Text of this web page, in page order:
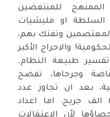
للمنتفضين
السلطة او مليشيات
وتفتك بهم،
والاحراج الأكبر
طبيعة النظام.
وجرحاها، تفضح
بعد ان تجاوز عدد
الضحايا ٧٠٠ شهيد، و٢٥ الف جريح. اما اعداد
لأن الاعتقالات